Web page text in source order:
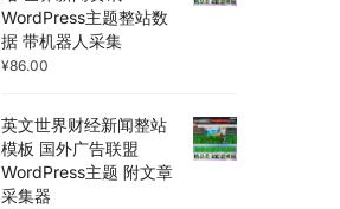
WordPress主题整站数
据 带机器人采集
¥86.00
英文世界财经新闻整站
模板 国外广告联盟
WordPress主题 附文章
采集器